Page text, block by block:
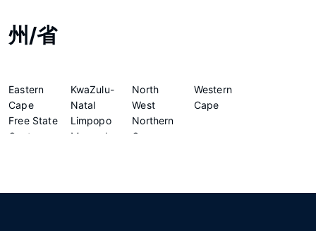
州/省
Eastern
Cape
Free State
Gauteng
KwaZulu-
Natal
Limpopo
Mpumalanga
North
West
Northern
Cape
Western
Cape